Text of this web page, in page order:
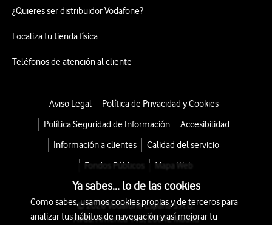
¿Quieres ser distribuidor Vodafone?
Localiza tu tienda física
Teléfonos de atención al cliente
Aviso Legal
Política de Privacidad y Cookies
Política Seguridad de Información
Accesibilidad
Información a clientes
Calidad del servicio
Fondos Públicos
Mapa Web
© 2026 Vodafone España S.A.U.
Avda. América 115, 28042 Madrid
Ya sabes... lo de las cookies
Como sabes, usamos cookies propias y de terceros para
analizar tus hábitos de navegación y así mejorar tu